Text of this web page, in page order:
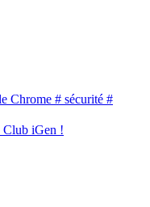
Chrome # sécurité #
Club iGen !